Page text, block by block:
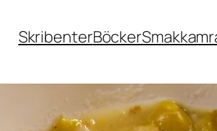
SkribenterBöcker